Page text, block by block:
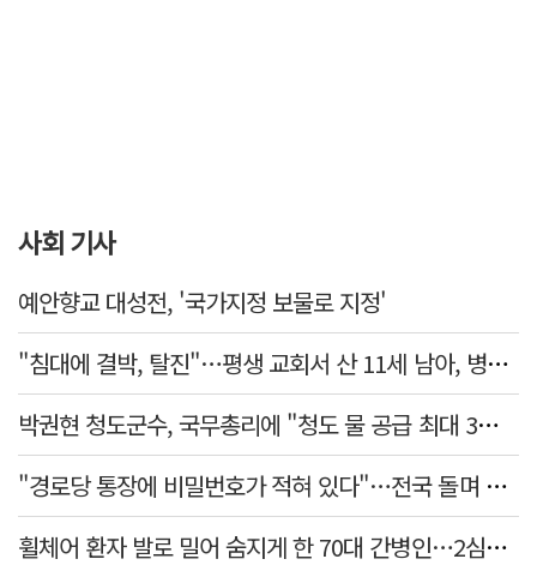
사회 기사
예안향교 대성전, '국가지정 보물로 지정'
"침대에 결박, 탈진"…평생 교회서 산 11세 남아, 병원 이송 끝 숨져
박권현 청도군수, 국무총리에 "청도 물 공급 최대 3만t 늘려달라"
"경로당 통장에 비밀번호가 적혀 있다"…전국 돌며 경로당 13곳 턴 30대 구속
휠체어 환자 발로 밀어 숨지게 한 70대 간병인…2심도 집행유예